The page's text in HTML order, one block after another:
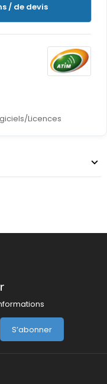
/ de devis
Licences
S’abonner